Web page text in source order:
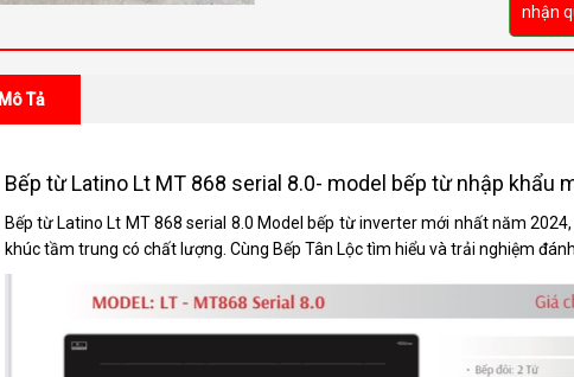
nhận
Mô Tả
Bếp từ Latino Lt MT 868 serial 8.0- model bếp từ nhập khẩu
Bếp từ Latino Lt MT 868 serial 8.0 Model bếp từ inverter mới nhất năm
khúc tầm trung có chất lượng. Cùng Bếp Tân Lộc tìm hiểu và trải nghiệm